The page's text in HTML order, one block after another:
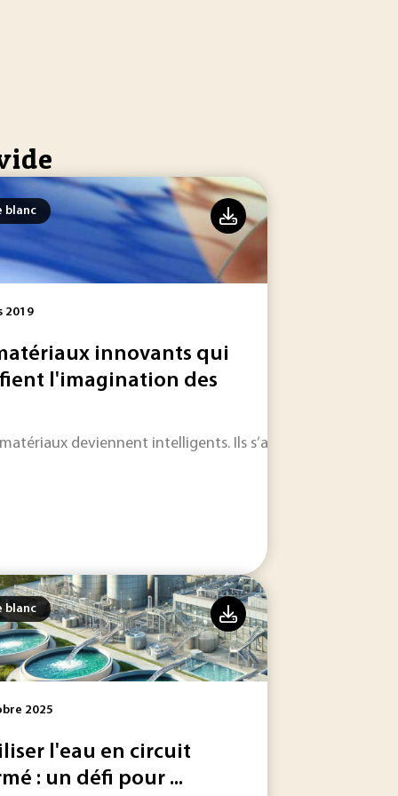
les attentions, et notamment en France : Rapidité de
blanc
2019
innovants qui
l'imagination des
matériaux deviennent intelligents. Ils s’autoréparent. Ils
blanc
2025
l'eau en circuit
: un défi pour ...